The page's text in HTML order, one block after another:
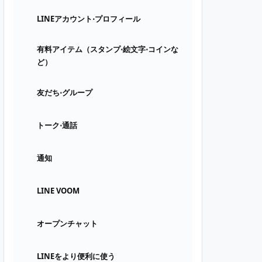
LINEアカウント⋅プロフィール
有料アイテム（スタンプ⋅絵文字⋅コインな
ど）
友だち⋅グループ
トーク⋅通話
通知
LINE VOOM
オープンチャット
LINEをより便利に使う